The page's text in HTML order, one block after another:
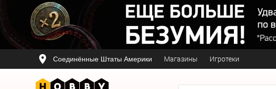
Соединённые Штаты Америки Магазины Игротеки